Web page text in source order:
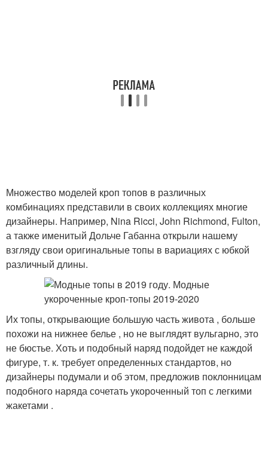
Множество моделей кроп топов в различных
комбинациях представили в своих коллекциях многие
дизайнеры. Например, Nina Ricci, John Richmond, Fulton,
а также именитый Дольче Габанна открыли нашему
взгляду свои оригинальные топы в вариациях с юбкой
различный длины.
Их топы, открывающие большую часть живота , больше
похожи на нижнее белье , но не выглядят вульгарно, это
не бюстье. Хоть и подобный наряд подойдет не каждой
фигуре, т. к. требует определенных стандартов, но
дизайнеры подумали и об этом, предложив поклонницам
подобного наряда сочетать укороченный топ с легкими
жакетами .